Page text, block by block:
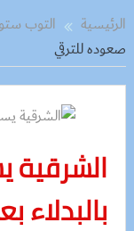
الرئيسية التوب
صعوده للترقي
الشرقية